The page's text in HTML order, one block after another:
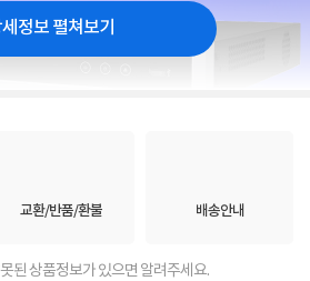
정보 펼쳐보기
교환/반품/환불 배송안내
된 상품정보가 있으면 알려주세요.